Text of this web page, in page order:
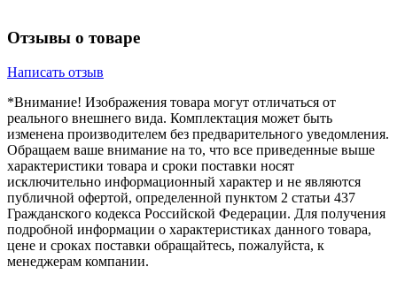
Отзывы о товаре
Написать отзыв
*Внимание! Изображения товара могут отличаться от
реального внешнего вида. Комплектация может быть
изменена производителем без предварительного уведомления.
Обращаем ваше внимание на то, что все приведенные выше
характеристики товара и сроки поставки носят
исключительно информационный характер и не являются
публичной офертой, определенной пунктом 2 статьи 437
Гражданского кодекса Российской Федерации. Для получения
подробной информации о характеристиках данного товара,
цене и сроках поставки обращайтесь, пожалуйста, к
менеджерам компании.